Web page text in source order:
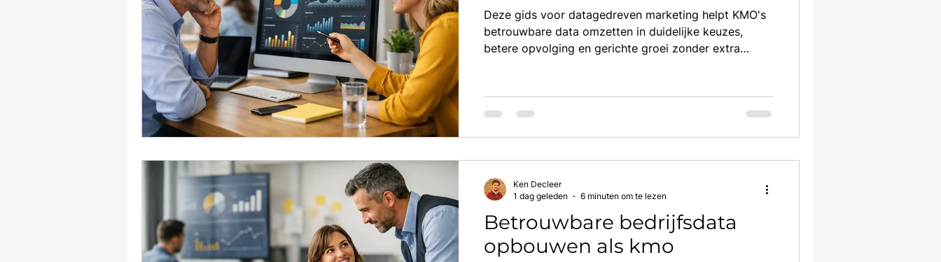
Deze gids voor datagedreven marketing helpt KMO's
betrouwbare data omzetten in duidelijke keuzes,
betere opvolging en gerichte groei zonder extra
Betrouwbare bedrijfsdata
opbouwen als kmo
Ken Decleer
1 dag geleden
6 minuten om te lezen